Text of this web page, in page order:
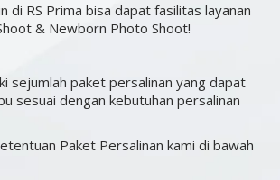
di RS Prima bisa dapat fasilitas layanan
& Newborn Photo Shoot!
sejumlah paket persalinan yang dapat
sesuai dengan kebutuhan persalinan
Paket Persalinan kami di bawah